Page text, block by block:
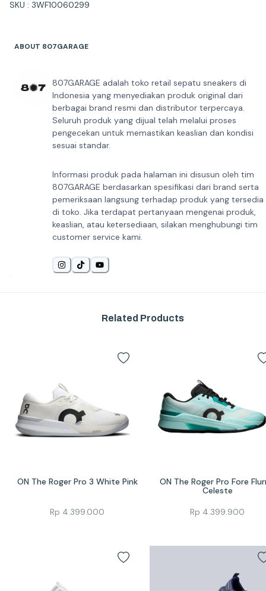
SKU : 3WF10060299
ABOUT 807GARAGE
807GARAGE adalah toko retail sepatu sneakers di
Indonesia yang menyediakan produk original dari
berbagai brand resmi dan distributor terpercaya.
Seluruh produk yang dijual telah melalui proses
pengecekan untuk memastikan keaslian dan kondisi
sesuai standar.
Informasi produk pada halaman ini disusun oleh tim
807GARAGE berdasarkan spesifikasi dari brand serta
pemeriksaan langsung terhadap produk yang tersedia
di toko. Jika terdapat pertanyaan mengenai produk,
keaslian, atau ketersediaan, silakan menghubungi tim
customer service kami.
Related Products
ON The Roger Pro 3 White Pink
Rp 4.399.000
ON The Roger Pro Fore
Celeste
Rp 4.399.900